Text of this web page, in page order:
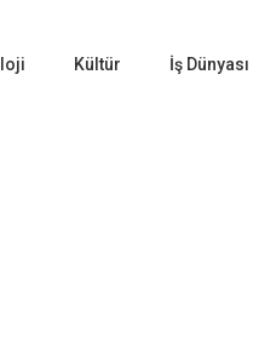
Kültür İş Dünyası